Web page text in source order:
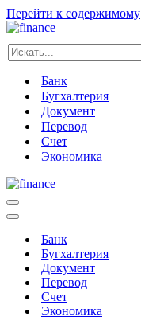
Перейти к содержимому
Искать...
Банк
Бугхалтерия
Документ
Перевод
Счет
Экономика
Меню
навигации
Меню
навигацииБанк
Бугхалтерия
Документ
Перевод
Счет
Экономика